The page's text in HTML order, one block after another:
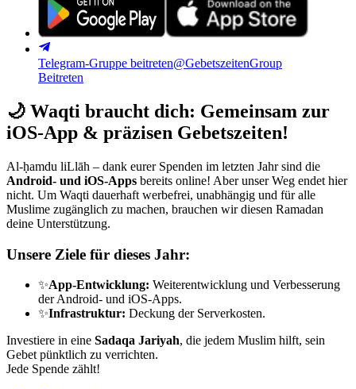
Telegram-Gruppe beitreten@GebetszeitenGroup
Beitreten
🌙 Waqti braucht dich: Gemeinsam zur
iOS-App & präzisen Gebetszeiten!
Al-ḥamdu liLlāh – dank eurer Spenden im letzten Jahr sind die
Android- und iOS-Apps bereits online! Aber unser Weg endet hier
nicht. Um Waqti dauerhaft werbefrei, unabhängig und für alle
Muslime zugänglich zu machen, brauchen wir diesen Ramadan
deine Unterstützung.
Unsere Ziele für dieses Jahr:
✨App-Entwicklung: Weiterentwicklung und Verbesserung
der Android- und iOS-Apps.
✨Infrastruktur: Deckung der Serverkosten.
Investiere in eine Sadaqa Jariyah, die jedem Muslim hilft, sein
Gebet pünktlich zu verrichten.
Jede Spende zählt!